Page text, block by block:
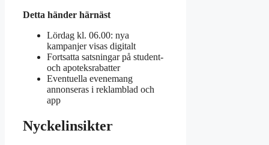
Detta händer härnäst
Lördag kl. 06.00: nya
kampanjer visas digitalt
Fortsatta satsningar på student-
och apoteksrabatter
Eventuella evenemang
annonseras i reklamblad och
app
Nyckelinsikter